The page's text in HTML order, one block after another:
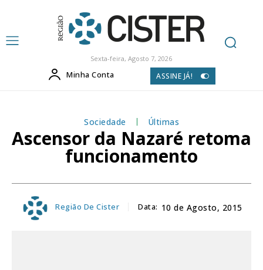
Sexta-feira, Agosto 7, 2026
Minha Conta ASSINE JÁ!
Sociedade Últimas
Ascensor da Nazaré retoma
funcionamento
Região De Cister Data: 10 de Agosto, 2015